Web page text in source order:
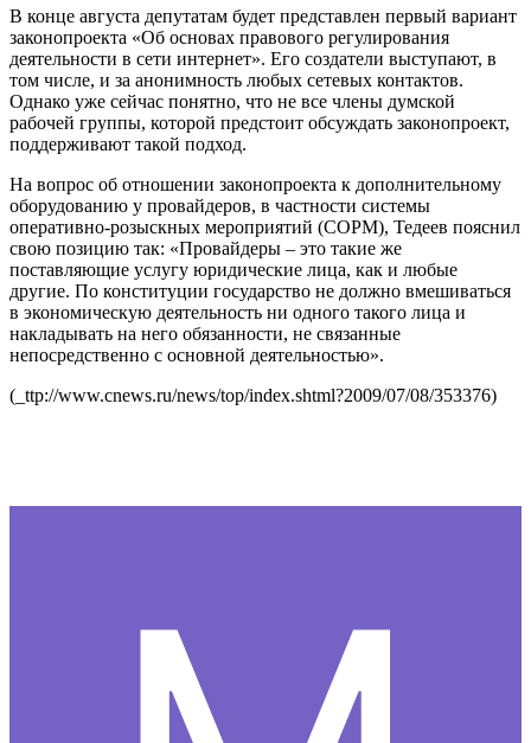
В конце августа депутатам будет представлен первый вариант
законопроекта «Об основах правового регулирования
деятельности в сети интернет». Его создатели выступают, в
том числе, и за анонимность любых сетевых контактов.
Однако уже сейчас понятно, что не все члены думской
рабочей группы, которой предстоит обсуждать законопроект,
поддерживают такой подход.
На вопрос об отношении законопроекта к дополнительному
оборудованию у провайдеров, в частности системы
оперативно-розыскных мероприятий (СОРМ), Тедеев пояснил
свою позицию так: «Провайдеры – это такие же
поставляющие услугу юридические лица, как и любые
другие. По конституции государство не должно вмешиваться
в экономическую деятельность ни одного такого лица и
накладывать на него обязанности, не связанные
непосредственно с основной деятельностью».
(_ttp://www.cnews.ru/news/top/index.shtml?2009/07/08/353376)